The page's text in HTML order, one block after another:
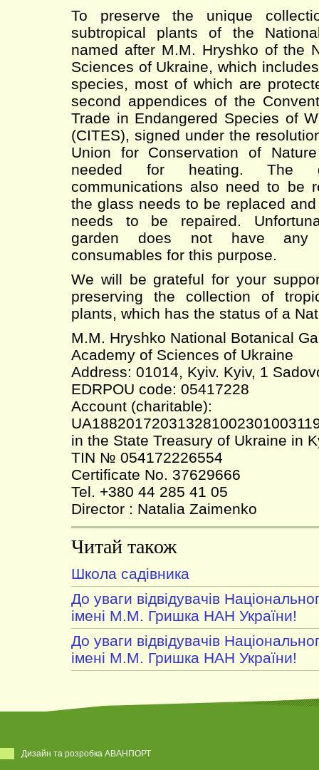
To preserve the unique
subtropical plants of the
named after M.M. Hryshko of the
Sciences of Ukraine, which
species, most of which are
second appendices of the
Trade in Endangered Species of
(CITES), signed under the
Union for Conservation of
needed for heating. The
communications also need to be
the glass needs to be replaced
needs to be repaired.
garden does not have any
consumables for this purpose.
We will be grateful for your
preserving the collection of
plants, which has the status of a
M.M. Hryshko National Botanical
Academy of Sciences of Ukraine
Address: 01014, Kyiv. Kyiv, 1
EDRPOU code: 05417228
Account (charitable):
in the State Treasury of Ukraine in
TIN № 054172226554
Certificate No. 37629666
Tel. +380 44 285 41 05
Director : Natalia Zaimenko
Читай також
Школа садівника
До уваги відвідувачів
імені М.М. Гришка НАН України!
До уваги відвідувачів
імені М.М. Гришка НАН України!
Дизайн та розробка АВАНПОРТ